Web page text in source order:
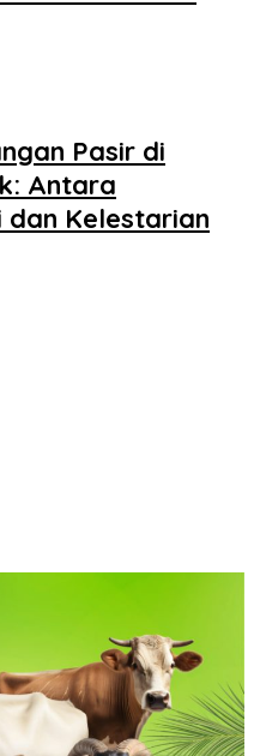
Pasir di
Antara
dan Kelestarian